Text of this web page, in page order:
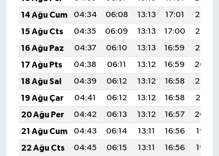
14 Ağu Cum
04:34 06:08 13:13 17:01
20:08
15 Ağu Cts
04:35 06:09 13:13 17:00
20:07
16 Ağu Paz
04:37 06:10 13:13 16:59
20:05
17 Ağu Pts
04:38 06:11 13:12 16:59
20:04
18 Ağu Sal
04:39 06:12 13:12 16:58
20:03
19 Ağu Çar
04:41 06:12 13:12 16:58
20:01
20 Ağu Per
04:42 06:13 13:12 16:57
20:00
21 Ağu Cum
04:43 06:14 13:11 16:56
19:58
22 Ağu Cts
04:45 06:15 13:11 16:56
19:57